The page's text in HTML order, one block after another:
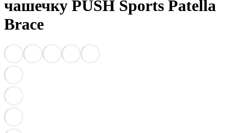
чашечку PUSH Sports Patella
Brace